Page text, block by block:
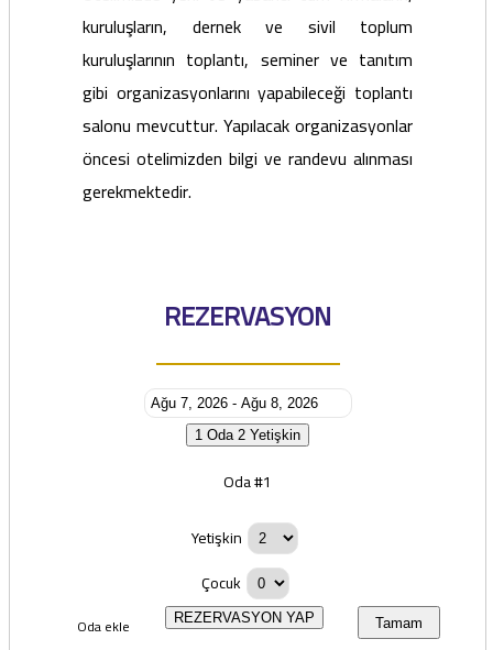
kuruluşların, dernek ve sivil toplum
kuruluşlarının toplantı, seminer ve tanıtım
gibi organizasyonlarını yapabileceği toplantı
salonu mevcuttur. Yapılacak organizasyonlar
öncesi otelimizden bilgi ve randevu alınması
gerekmektedir.
REZERVASYON
1 Oda 2 Yetişkin
Oda #1
Yetişkin
Çocuk
Oda ekle Tamam
REZERVASYON YAP